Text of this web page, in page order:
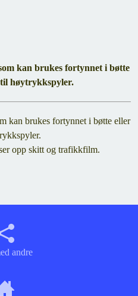
kan brukes fortynnet i bøtte
høytrykkspyler.
kan brukes fortynnet i bøtte eller
opp skitt og trafikkfilm.
andre